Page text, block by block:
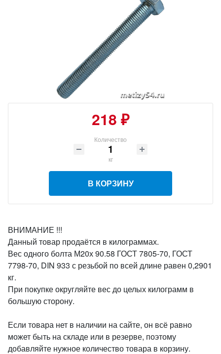
218 ₽
Количество
кг
В КОРЗИНУ
ВНИМАНИЕ !!!
Данный товар продаётся в килограммах.
Вес одного болта М20х 90.58 ГОСТ 7805-70, ГОСТ
7798-70, DIN 933 с резьбой по всей длине равен 0,2901
кг.
При покупке округляйте вес до целых килограмм в
большую сторону.
Если товара нет в наличии на сайте, он всё равно
может быть на складе или в резерве, поэтому
добавляйте нужное количество товара в корзину.